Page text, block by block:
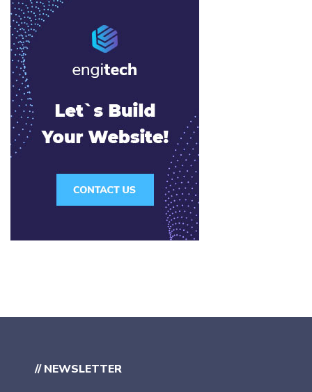
// NEWSLETTER